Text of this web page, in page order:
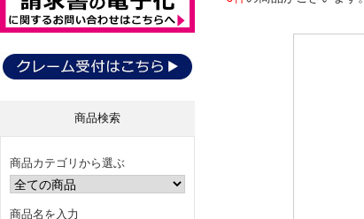
商品検索
商品カテゴリから選ぶ
商品名を入力